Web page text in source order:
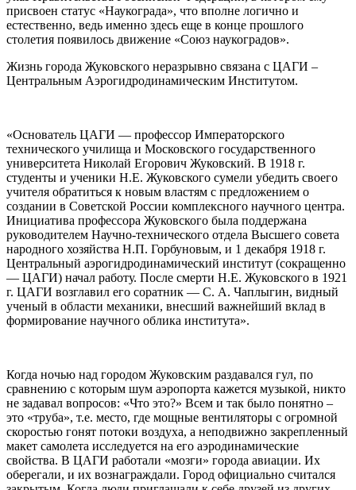
присвоен статус «Наукограда», что вполне логично и
естественно, ведь именно здесь еще в конце прошлого
столетия появилось движение «Союз наукоградов».
Жизнь города Жуковского неразрывно связана с ЦАГИ –
Центральным Аэрогидродинамическим Институтом.
«Основатель ЦАГИ — профессор Императорского
технического училища и Московского государственного
университета Николай Егорович Жуковский. В 1918 г.
студенты и ученики Н.Е. Жуковского сумели убедить своего
учителя обратиться к новым властям с предложением о
создании в Советской России комплексного научного центра.
Инициатива профессора Жуковского была поддержана
руководителем Научно-технического отдела Высшего совета
народного хозяйства Н.П. Горбуновым, и 1 декабря 1918 г.
Центральный аэрогидродинамический институт (сокращенно
— ЦАГИ) начал работу. После смерти Н.Е. Жуковского в 1921
г. ЦАГИ возглавил его соратник — С. А. Чаплыгин, видный
ученый в области механики, внесший важнейший вклад в
формирование научного облика института».
Когда ночью над городом Жуковским раздавался гул, по
сравнению с которым шум аэропорта кажется музыкой, никто
не задавал вопросов: «Что это?» Всем и так было понятно –
это «труба», т.е. место, где мощные вентиляторы с огромной
скоростью гонят потоки воздуха, а неподвижно закрепленный
макет самолета исследуется на его аэродинамические
свойства. В ЦАГИ работали «мозги» города авиации. Их
оберегали, и их вознаграждали. Город официально считался